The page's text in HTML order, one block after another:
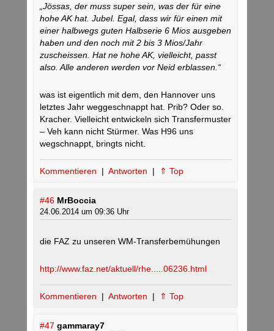
„Jössas, der muss super sein, was der für eine
hohe AK hat. Jubel. Egal, dass wir für einen mit
einer halbwegs guten Halbserie 6 Mios ausgeben
haben und den noch mit 2 bis 3 Mios/Jahr
zuscheissen. Hat ne hohe AK, vielleicht, passt
also. Alle anderen werden vor Neid erblassen.“
was ist eigentlich mit dem, den Hannover uns
letztes Jahr weggeschnappt hat. Prib? Oder so.
Kracher. Vielleicht entwickeln sich Transfermuster
– Veh kann nicht Stürmer. Was H96 uns
wegschnappt, bringts nicht.
Kommentieren | Antworten | ⇑ Top
#46 MrBoccia
24.06.2014 um 09:36 Uhr
die FAZ zu unseren WM-Transferbemühungen
http://www.faz.net/aktuell/rhe.....06236.html
Kommentieren | Antworten | ⇑ Top
#47 gammaray7